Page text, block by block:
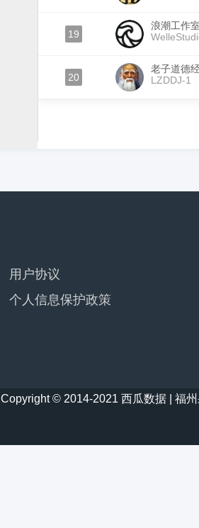
19
浪潮工作
20
老子道德
LZDDJ-1
用户协议
个人信息保护政策
Copyright © 2014-2021 西瓜数据 | 福